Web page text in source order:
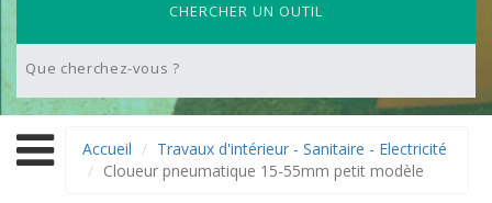
CHERCHER UN OUTIL
Accueil
Travaux d'intérieur - Sanitaire - Electricité
Cloueur pneumatique 15-55mm petit modèle